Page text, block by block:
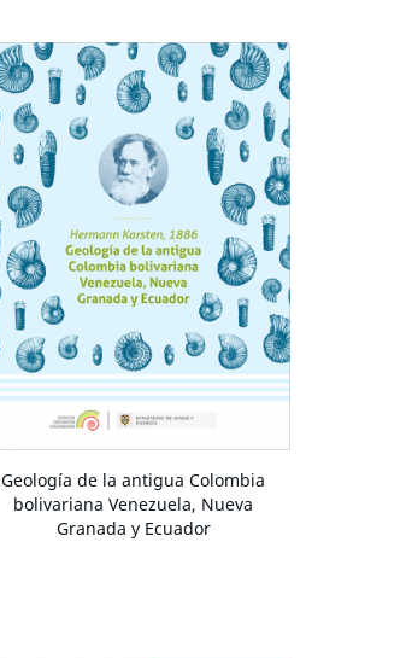
Geología de la antigua Colombia
bolivariana Venezuela, Nueva
Granada y Ecuador